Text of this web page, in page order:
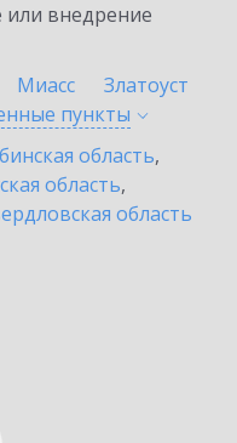
внедрение
Миасс
Златоуст
пункты
область,
область,
область